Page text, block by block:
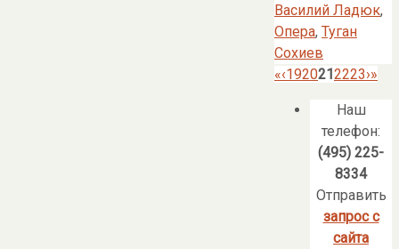
Василий Ладюк,
Опера, Туган
Сохиев
«‹1920212223›»
Наш
телефон:
(495) 225-
8334
Отправить
запрос с
сайта